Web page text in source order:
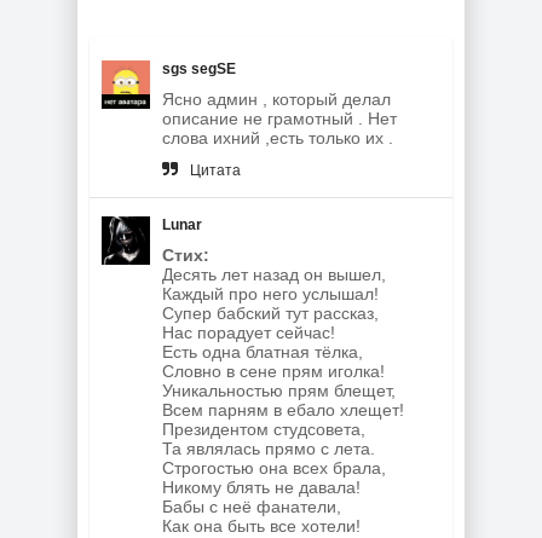
sgs segSE
Ясно админ , который делал
описание не грамотный . Нет
слова ихний ,есть только их .
Цитата
Lunar
Стих:
Десять лет назад он вышел,
Каждый про него услышал!
Супер бабский тут рассказ,
Нас порадует сейчас!
Есть одна блатная тёлка,
Словно в сене прям иголка!
Уникальностью прям блещет,
Всем парням в ебало хлещет!
Президентом студсовета,
Та являлась прямо с лета.
Строгостью она всех брала,
Никому блять не давала!
Бабы с неё фанатели,
Как она быть все хотели!